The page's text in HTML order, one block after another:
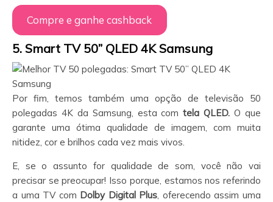
Compre e ganhe cashback
5. Smart TV 50” QLED 4K Samsung
Por fim, temos também uma opção de televisão 50
polegadas 4K da Samsung, esta comtela QLED.O que
garante uma ótima qualidade de imagem, com muita
nitidez, cor e brilhos cada vez mais vivos.
E, se o assunto for qualidade de som, você não vai
precisar se preocupar! Isso porque, estamos nos referindo
a uma TV com Dolby Digital Plus, oferecendo assim uma